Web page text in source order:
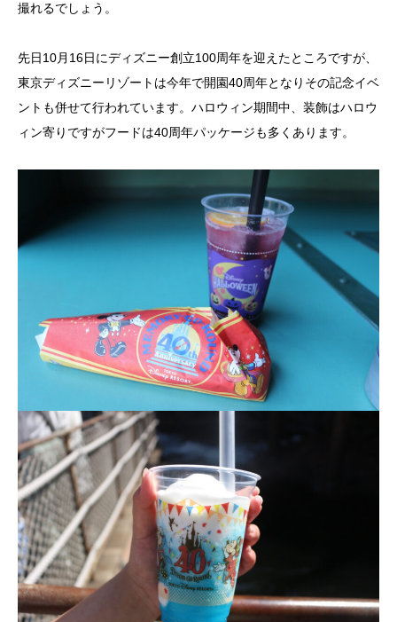
撮れるでしょう。
先日10月16日にディズニー創立100周年を迎えたところですが、
東京ディズニーリゾートは今年で開園40周年となりその記念イベ
ントも併せて行われています。ハロウィン期間中、装飾はハロウ
ィン寄りですがフードは40周年パッケージも多くあります。